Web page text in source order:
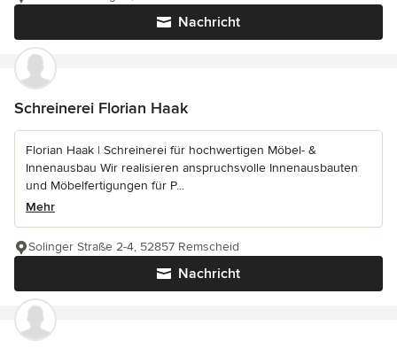
Nachricht
Schreinerei Florian Haak
Florian Haak | Schreinerei für hochwertigen Möbel- &
Innenausbau Wir realisieren anspruchsvolle Innenausbauten
und Möbelfertigungen für P...
Mehr
Nachricht
Solinger Straße 2-4, 52857 Remscheid